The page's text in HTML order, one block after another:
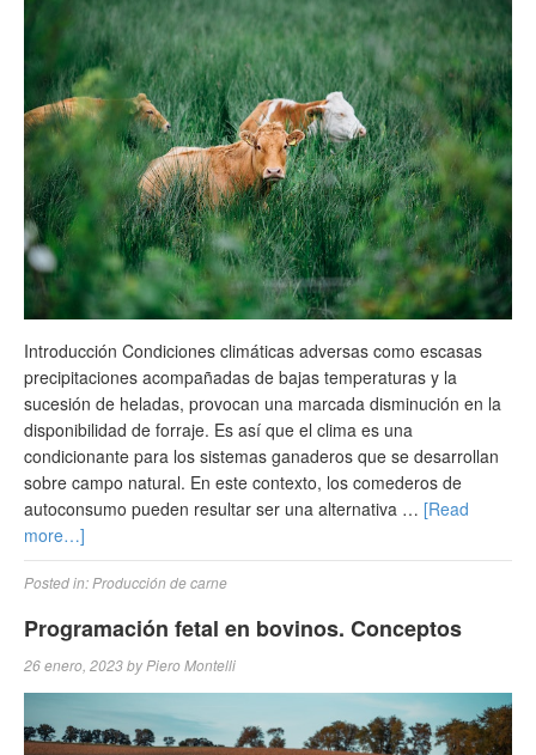
Introducción Condiciones climáticas adversas como escasas
precipitaciones acompañadas de bajas temperaturas y la
sucesión de heladas, provocan una marcada disminución en la
disponibilidad de forraje. Es así que el clima es una
condicionante para los sistemas ganaderos que se desarrollan
sobre campo natural. En este contexto, los comederos de
autoconsumo pueden resultar ser una alternativa … [Read
more…]
Posted in: Producción de carne
Programación fetal en bovinos. Conceptos
26 enero, 2023by Piero Montelli